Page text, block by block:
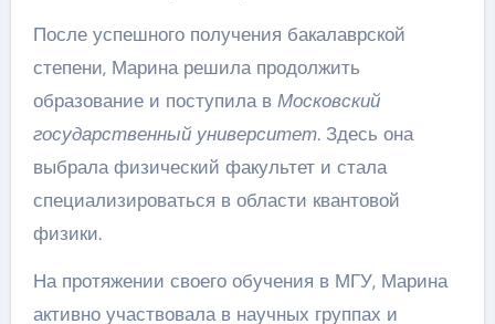
После успешного получения бакалаврской
степени, Марина решила продолжить
образование и поступила в Московский
государственный университет. Здесь она
выбрала физический факультет и стала
специализироваться в области квантовой
физики.
На протяжении своего обучения в МГУ, Марина
активно участвовала в научных группах и